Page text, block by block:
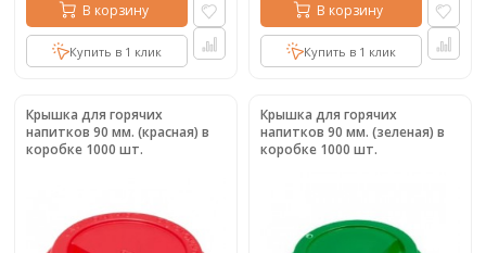
В корзину
Купить в 1 клик
В корзину
Купить в 1 клик
Крышка для горячих
напитков 90 мм. (красная) в
коробке 1000 шт.
Крышка для горячих
напитков 90 мм. (зеленая) в
коробке 1000 шт.